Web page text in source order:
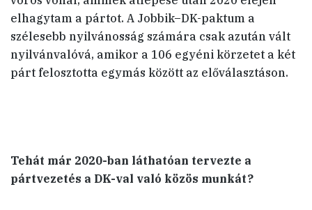
elhagytam a pártot. A Jobbik–DK-paktum a
szélesebb nyilvánosság számára csak azután vált
nyilvánvalóvá, amikor a 106 egyéni körzetet a két
párt felosztotta egymás között az előválasztáson.
Tehát már 2020-ban láthatóan tervezte a
pártvezetés a DK-val való közös munkát?